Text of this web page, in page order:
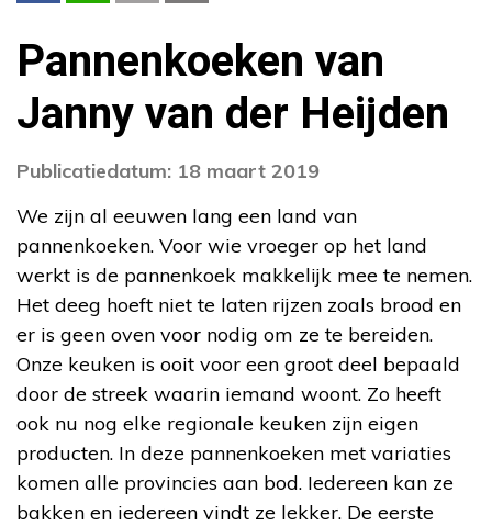
Pannenkoeken van
Janny van der Heijden
Publicatiedatum: 18 maart 2019
We zijn al eeuwen lang een land van
pannenkoeken. Voor wie vroeger op het land
werkt is de pannenkoek makkelijk mee te nemen.
Het deeg hoeft niet te laten rijzen zoals brood en
er is geen oven voor nodig om ze te bereiden.
Onze keuken is ooit voor een groot deel bepaald
door de streek waarin iemand woont. Zo heeft
ook nu nog elke regionale keuken zijn eigen
producten. In deze pannenkoeken met variaties
komen alle provincies aan bod. Iedereen kan ze
bakken en iedereen vindt ze lekker. De eerste